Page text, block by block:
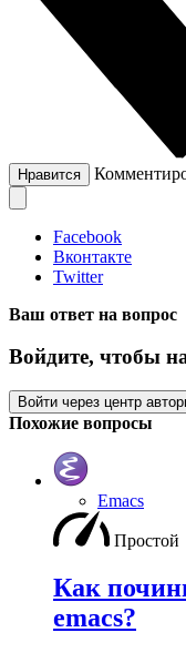
Нравится
Facebook
Вконтакте
Twitter
Ваш ответ на вопрос
Войдите, чтобы
Войти через центр
Похожие вопросы
Emacs
Простой
Как
emacs?